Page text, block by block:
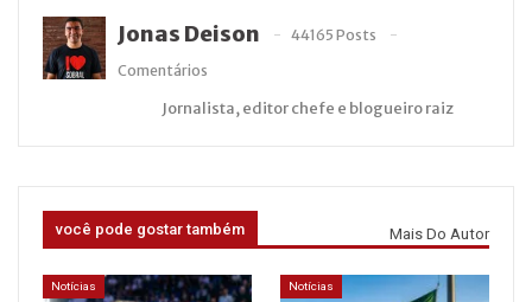
Jonas Deison
44165 Posts
Comentários
Jornalista, editor chefe e blogueiro raiz
você pode gostar também Mais Do Autor
Notícias Notícias